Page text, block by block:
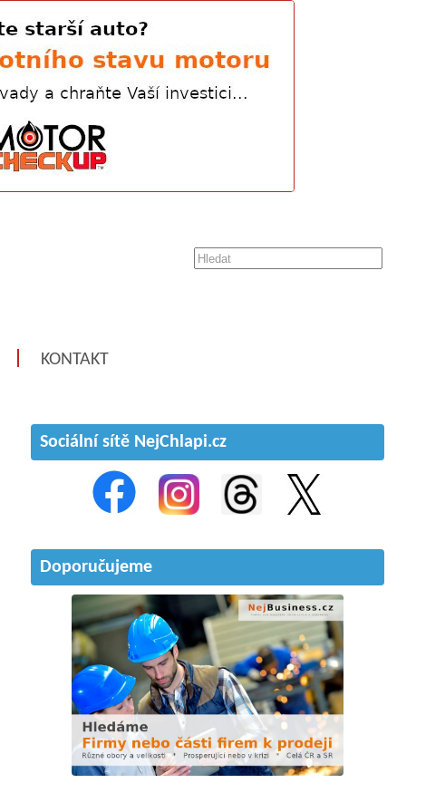
KONTAKT
Sociální sítě NejChlapi.cz
Doporučujeme